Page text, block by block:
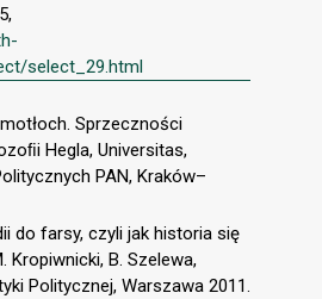
select_29.html
Sprzeczności
Hegla, Universitas,
PAN, Kraków–
do farsy, czyli jak historia się
Kropiwnicki, B. Szelewa,
Politycznej, Warszawa 2011.